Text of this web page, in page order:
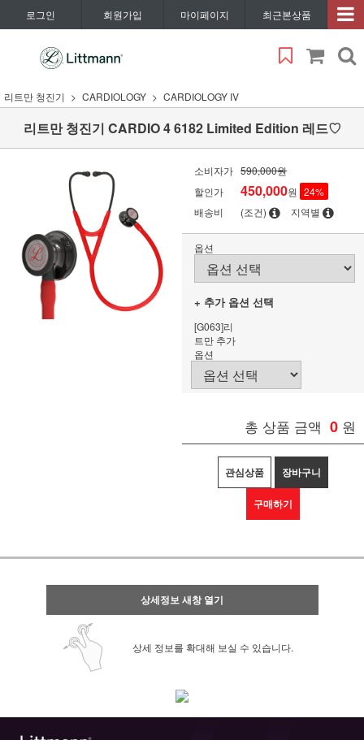
로그인 회원가입 마이페이지 최근본상품
리트만 청진기 CARDIOLOGY CARDIOLOGY IV
리트만 청진기 CARDIO 4 6182 Limited Edition 레드♡
소비자가 590,000원
할인가
450,000원 24%
배송비
(조건) 지역별
옵션
+ 추가 옵션 선택
[G063]리
트만 추가
옵션
총 상품 금액 0 원
관심상품 장바구니
구매하기
상세정보 새창 열기
상세 정보를 확대해 보실 수 있습니다.